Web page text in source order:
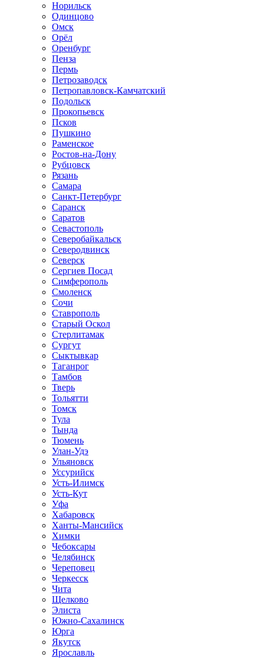
Норильск
Одинцово
Омск
Орёл
Оренбург
Пенза
Пермь
Петрозаводск
Петропавловск-Камчатский
Подольск
Прокопьевск
Псков
Пушкино
Раменское
Ростов-на-Дону
Рубцовск
Рязань
Самара
Санкт-Петербург
Саранск
Саратов
Севастополь
Северобайкальск
Северодвинск
Северск
Сергиев Посад
Симферополь
Смоленск
Сочи
Ставрополь
Старый Оскол
Стерлитамак
Сургут
Сыктывкар
Таганрог
Тамбов
Тверь
Тольятти
Томск
Тула
Тында
Тюмень
Улан-Удэ
Ульяновск
Уссурийск
Усть-Илимск
Усть-Кут
Уфа
Хабаровск
Ханты-Мансийск
Химки
Чебоксары
Челябинск
Череповец
Черкесск
Чита
Щелково
Элиста
Южно-Сахалинск
Юрга
Якутск
Ярославль